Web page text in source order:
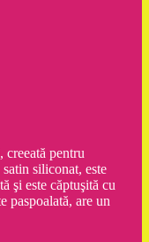
creeată pentru
siliconat, este
şi este căptuşită cu
paspoalată, are un